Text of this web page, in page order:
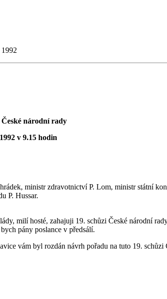
České národní rady
v 9.15 hodin
ministr zdravotnictví P. Lom, ministr státní
P. Hussar.
milí hosté, zahajuji 19. schůzi České národní
pány poslance v předsálí.
vám byl rozdán návrh pořadu na tuto 19.